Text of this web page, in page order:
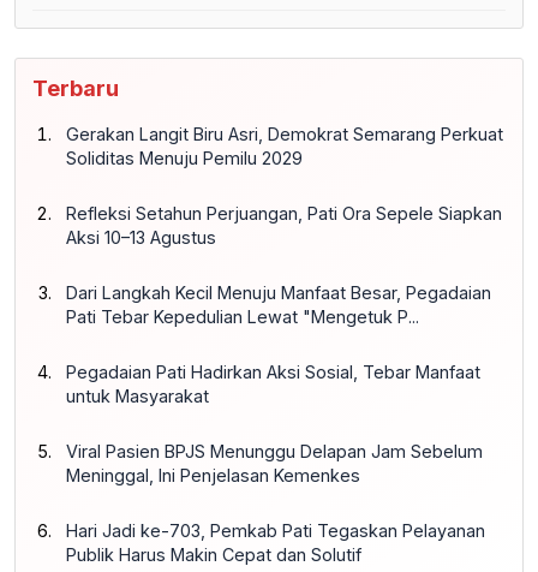
Terbaru
Gerakan Langit Biru Asri, Demokrat Semarang Perkuat
Soliditas Menuju Pemilu 2029
Refleksi Setahun Perjuangan, Pati Ora Sepele Siapkan
Aksi 10–13 Agustus
Dari Langkah Kecil Menuju Manfaat Besar, Pegadaian
Pati Tebar Kepedulian Lewat "Mengetuk P...
Pegadaian Pati Hadirkan Aksi Sosial, Tebar Manfaat
untuk Masyarakat
Viral Pasien BPJS Menunggu Delapan Jam Sebelum
Meninggal, Ini Penjelasan Kemenkes
Hari Jadi ke-703, Pemkab Pati Tegaskan Pelayanan
Publik Harus Makin Cepat dan Solutif